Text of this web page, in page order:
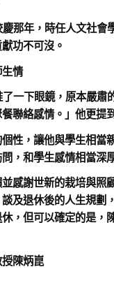
那年，時任人文社
功不可沒。
情
一下眼鏡，原本嚴
聯絡感情。」他更
性，讓他與學生相
，和學生感情相當深
感謝世新的栽培與
及退休後的人生規
，但可以確定的是，
陳炳崑